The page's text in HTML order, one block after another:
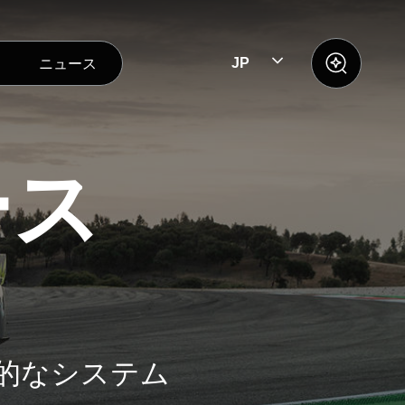
ニュース JP
なシステム